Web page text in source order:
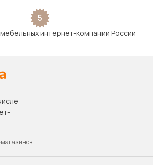
5
интернет-компаний России